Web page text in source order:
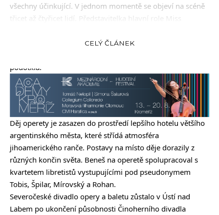
všechny účinkující. V jednom momentě se objeví na scéně
třicet až čtyřicet lidí. Představitelka hlavní role Miss
je pro každého, kdo se chce pobavit. „
podotkla.
Děj operety je zasazen do prostředí lepšího hotelu většího
argentinského města, které střídá atmosféra
jihoamerického ranče. Postavy na místo děje dorazily z
různých končin světa. Beneš na operetě spolupracoval s
kvartetem libretistů vystupujícími pod pseudonymem
Tobis, Špilar, Mírovský a Rohan.
Severočeské divadlo opery a baletu zůstalo v Ústí nad
Labem po ukončení působnosti Činoherního divadla
CELÝ ČLÁNEK